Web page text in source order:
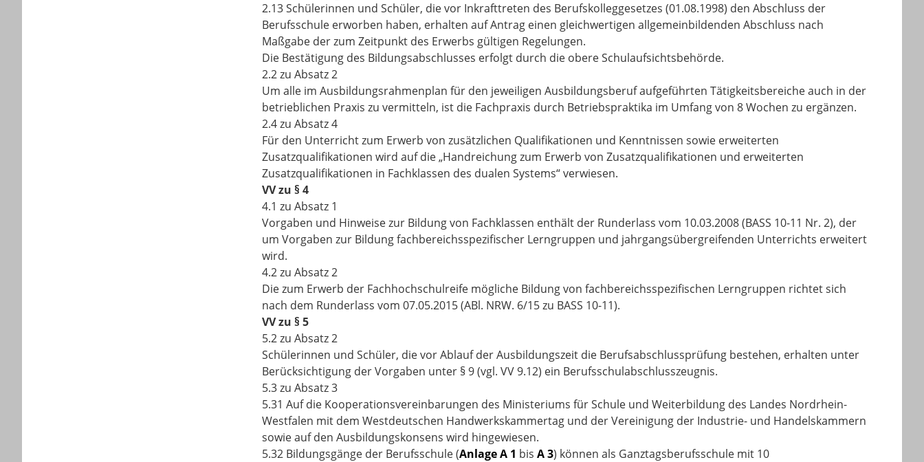
2.13 Schülerinnen und Schüler, die vor Inkrafttreten des Berufskolleggesetzes (01.08.1998) den Abschluss der
Berufsschule erworben haben, erhalten auf Antrag einen gleichwertigen allgemeinbildenden Abschluss nach
Maßgabe der zum Zeitpunkt des Erwerbs gültigen Regelungen.
Die Bestätigung des Bildungsabschlusses erfolgt durch die obere Schulaufsichtsbehörde.
2.2 zu Absatz 2
Um alle im Ausbildungsrahmenplan für den jeweiligen Ausbildungsberuf aufgeführten Tätigkeitsbereiche auch in der
betrieblichen Praxis zu vermitteln, ist die Fachpraxis durch Betriebspraktika im Umfang von 8 Wochen zu ergänzen.
2.4 zu Absatz 4
Für den Unterricht zum Erwerb von zusätzlichen Qualifikationen und Kenntnissen sowie erweiterten
Zusatzqualifikationen wird auf die „Handreichung zum Erwerb von Zusatzqualifikationen und erweiterten
Zusatzqualifikationen in Fachklassen des dualen Systems“ verwiesen.
VV zu § 4
4.1 zu Absatz 1
Vorgaben und Hinweise zur Bildung von Fachklassen enthält der Runderlass vom 10.03.2008 (BASS 10-11 Nr. 2), der
um Vorgaben zur Bildung fachbereichsspezifischer Lerngruppen und jahrgangsübergreifenden Unterrichts erweitert
wird.
4.2 zu Absatz 2
Die zum Erwerb der Fachhochschulreife mögliche Bildung von fachbereichsspezifischen Lerngruppen richtet sich
nach dem Runderlass vom 07.05.2015 (ABl. NRW. 6/15 zu BASS 10-11).
VV zu § 5
5.2 zu Absatz 2
Schülerinnen und Schüler, die vor Ablauf der Ausbildungszeit die Berufsabschlussprüfung bestehen, erhalten unter
Berücksichtigung der Vorgaben unter § 9 (vgl. VV 9.12) ein Berufsschulabschlusszeugnis.
5.3 zu Absatz 3
5.31 Auf die Kooperationsvereinbarungen des Ministeriums für Schule und Weiterbildung des Landes Nordrhein-
Westfalen mit dem Westdeutschen Handwerkskammertag und der Vereinigung der Industrie- und Handelskammern
sowie auf den Ausbildungskonsens wird hingewiesen.
5.32 Bildungsgänge der Berufsschule (Anlage A 1 bis A 3) können als Ganztagsberufsschule mit 10